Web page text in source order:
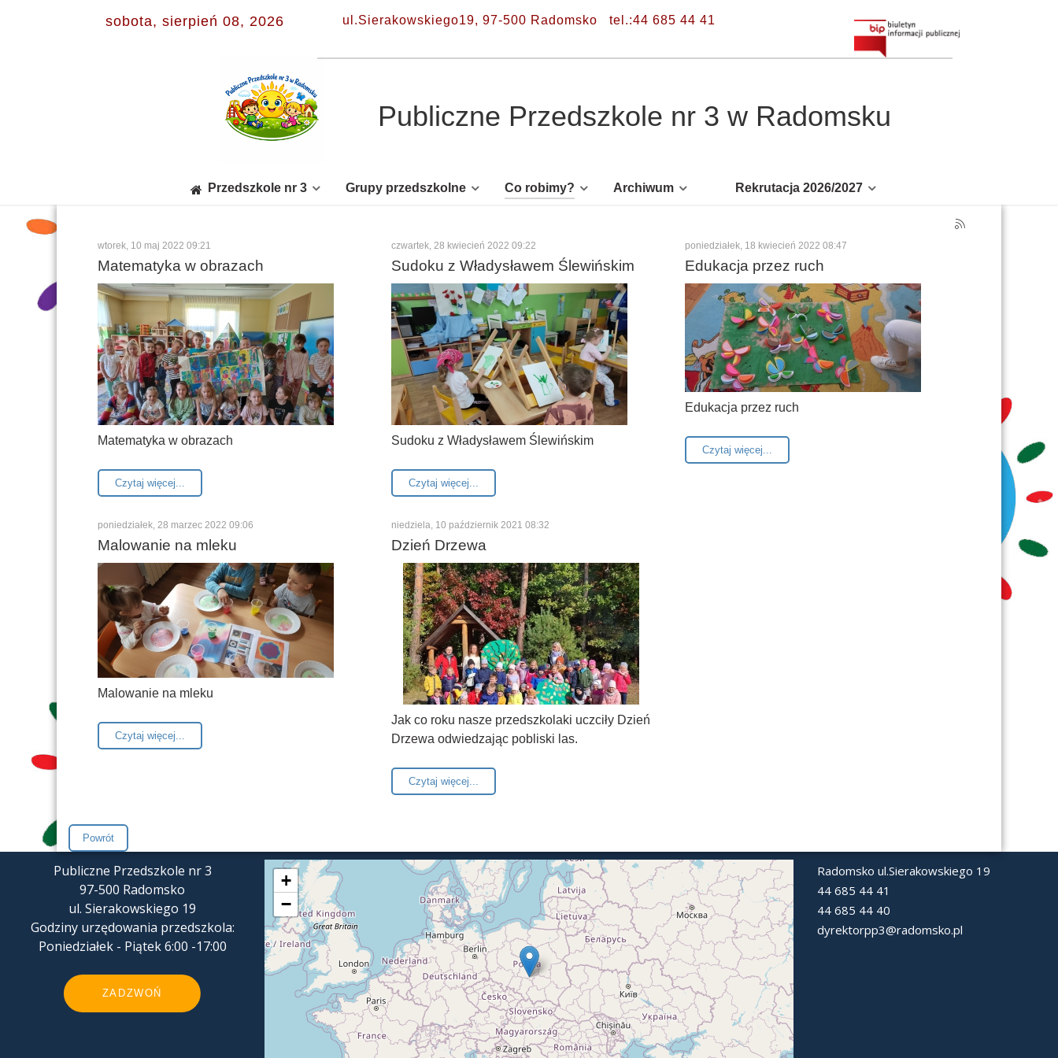
sobota, sierpień 08, 2026 ul.Sierakowskiego19, 97-500 Radomsko tel.:44 685 44 41
Publiczne Przedszkole nr 3 w Radomsku
Przedszkole nr 3 Grupy przedszkolne Co robimy? Archiwum Rekrutacja 2026/2027
wtorek, 10 maj 2022 09:21
Matematyka w obrazach
Matematyka w obrazach
Czytaj więcej...
czwartek, 28 kwiecień 2022 09:22
Sudoku z Władysławem Ślewińskim
Sudoku z Władysławem Ślewińskim
Czytaj więcej...
poniedziałek, 18 kwiecień 2022 08:47
Edukacja przez ruch
Edukacja przez ruch
Czytaj więcej...
poniedziałek, 28 marzec 2022 09:06
Malowanie na mleku
Malowanie na mleku
Czytaj więcej...
niedziela, 10 październik 2021 08:32
Dzień Drzewa
Jak co roku nasze przedszkolaki uczciły Dzień
Drzewa odwiedzając pobliski las.
Czytaj więcej...
Publiczne Przedszkole nr 3
97-500 Radomsko
ul. Sierakowskiego 19
Godziny urzędowania przedszkola:
Poniedziałek - Piątek 6:00 -17:00
ZADZWOŃ
+
−
Radomsko ul.Sierakowskiego 19
44 685 44 41
44 685 44 40
dyrektorpp3@radomsko.pl